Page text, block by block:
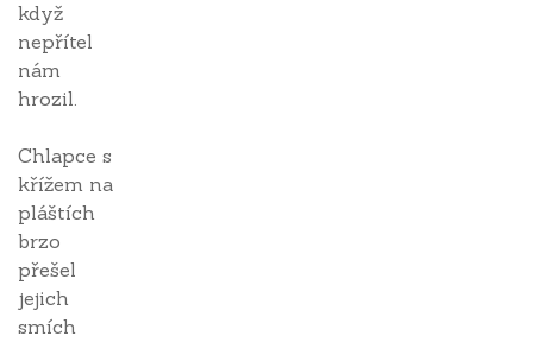
když
nepřítel
nám
hrozil.
Chlapce s
křížem na
pláštích
brzo
přešel
jejich
smích